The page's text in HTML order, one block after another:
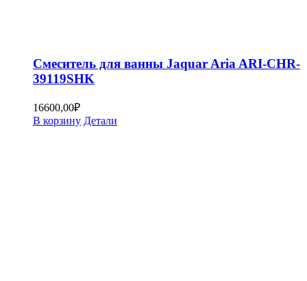
Смеситель для ванны Jaquar Aria ARI-CHR-
39119SHK
16600,00₽
В корзину Детали